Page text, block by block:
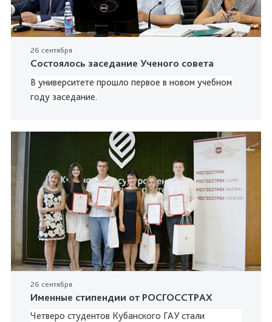
26 сентября
Состоялось заседание Ученого совета
В университете прошло первое в новом учебном
году заседание.
26 сентября
Именные стипендии от РОСГОССТРАХ
Четверо студентов Кубанского ГАУ стали